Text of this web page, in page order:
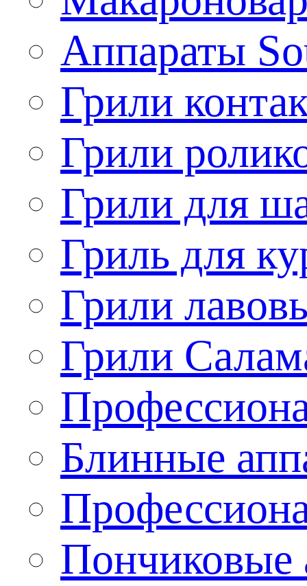
Аппараты
Грили
Грили
Грили для
Гриль для
Грили
Грили
Блинные
Пончиковые